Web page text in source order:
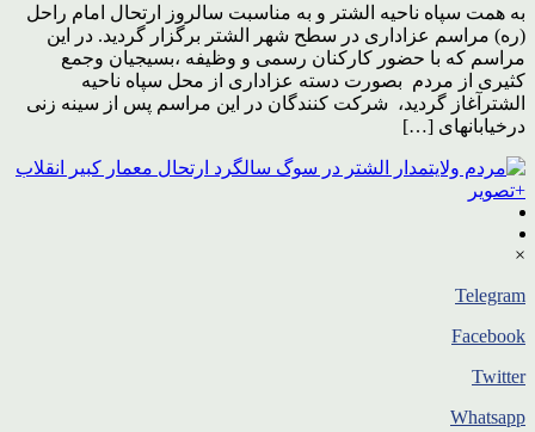
به همت سپاه ناحیه الشتر و به مناسبت سالروز ارتحال امام راحل
(ره) مراسم عزاداری در سطح شهر الشتر برگزار گردید. در این
مراسم که با حضور کارکنان رسمی و وظیفه ،بسیجیان وجمع
کثیری از مردم بصورت دسته عزاداری از محل سپاه ناحیه
الشترآغاز گردید، شرکت کنندگان در این مراسم پس از سینه زنی
درخیابانهای […]
×
Telegram
Facebook
Twitter
Whatsapp